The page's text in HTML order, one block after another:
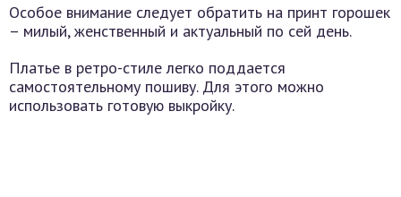
Особое внимание следует обратить на принт горошек
– милый, женственный и актуальный по сей день.
Платье в ретро-стиле легко поддается
самостоятельному пошиву. Для этого можно
использовать готовую выкройку.